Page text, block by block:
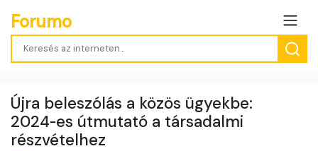
Forumo
Újra beleszólás a közös ügyekbe:
2024‑es útmutató a társadalmi
részvételhez